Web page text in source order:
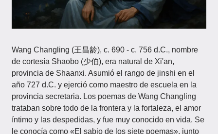
Wang Changling (王昌龄), c. 690 - c. 756 d.C., nombre
de cortesía Shaobo (少伯), era natural de Xi'an,
provincia de Shaanxi. Asumió el rango de jinshi en el
año 727 d.C. y ejerció como maestro de escuela en la
provincia secretaria. Los poemas de Wang Changling
trataban sobre todo de la frontera y la fortaleza, el amor
íntimo y las despedidas, y fue muy conocido en vida. Se
le conocía como «El sabio de los siete poemas», junto